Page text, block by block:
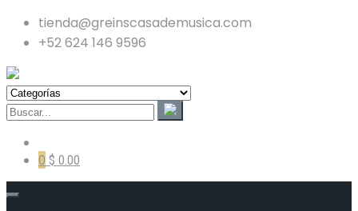
tienda@greinscasademusica.com
+52 624 146 9596
0 $ 0.00